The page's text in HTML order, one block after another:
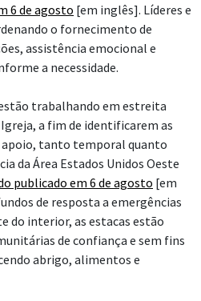
6 de agosto [em inglês]. Líderes e
o fornecimento de
assistência emocional e
a necessidade.
trabalhando em estreita
a fim de identificarem as
apoio, tanto temporal quanto
da Área Estados Unidos Oeste
publicado em 6 de agosto [em
de resposta a emergências
do interior, as estacas estão
de confiança e sem fins
abrigo, alimentos e